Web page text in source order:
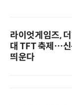
라이엇게임즈,
대 TFT 축제…
띄운다